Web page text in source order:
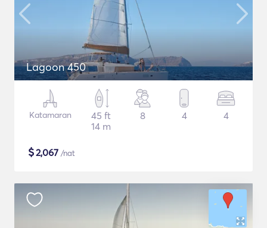
Lagoon 450
Katamaran
45 ft
14 m
8 4 4
$2,067 /nat